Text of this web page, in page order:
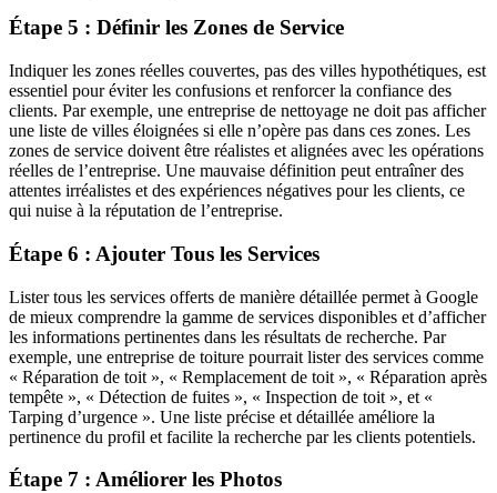
Étape 5 : Définir les Zones de Service
Indiquer les zones réelles couvertes, pas des villes hypothétiques, est
essentiel pour éviter les confusions et renforcer la confiance des
clients. Par exemple, une entreprise de nettoyage ne doit pas afficher
une liste de villes éloignées si elle n’opère pas dans ces zones. Les
zones de service doivent être réalistes et alignées avec les opérations
réelles de l’entreprise. Une mauvaise définition peut entraîner des
attentes irréalistes et des expériences négatives pour les clients, ce
qui nuise à la réputation de l’entreprise.
Étape 6 : Ajouter Tous les Services
Lister tous les services offerts de manière détaillée permet à Google
de mieux comprendre la gamme de services disponibles et d’afficher
les informations pertinentes dans les résultats de recherche. Par
exemple, une entreprise de toiture pourrait lister des services comme
« Réparation de toit », « Remplacement de toit », « Réparation après
tempête », « Détection de fuites », « Inspection de toit », et «
Tarping d’urgence ». Une liste précise et détaillée améliore la
pertinence du profil et facilite la recherche par les clients potentiels.
Étape 7 : Améliorer les Photos